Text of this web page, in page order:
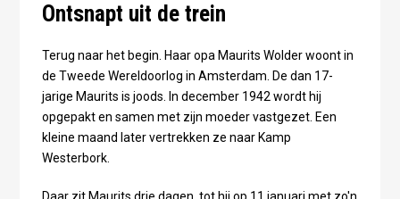
Ontsnapt uit de trein
Terug naar het begin. Haar opa Maurits Wolder woont in
de Tweede Wereldoorlog in Amsterdam. De dan 17-
jarige Maurits is joods. In december 1942 wordt hij
opgepakt en samen met zijn moeder vastgezet. Een
kleine maand later vertrekken ze naar Kamp
Westerbork.